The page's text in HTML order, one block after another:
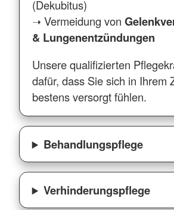
(Dekubitus)
➝ Vermeidung von
& Lungenentzündungen
Unsere qualifizierten
dafür, dass Sie sich in Ihrem
bestens versorgt fühlen.
Behandlungspflege
Verhinderungspflege